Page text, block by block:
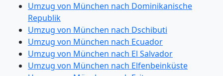
Umzug von München nach Dominikanische
Republik
Umzug von München nach Dschibuti
Umzug von München nach Ecuador
Umzug von München nach El Salvador
Umzug von München nach Elfenbeinküste